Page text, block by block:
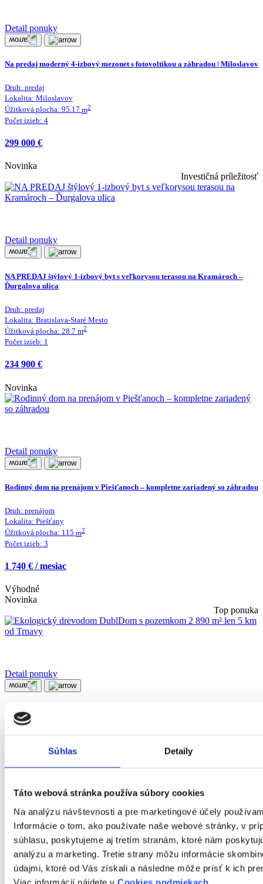
Súhlas Detaily
Táto webová stránka používa súbory cookies
Na analýzu návštevnosti a pre marketingové účely
Informácie o tom, ako používate naše webové stránky, v
súhlasu, poskytujeme aj tretím stranám, ktoré nám
analýzu a marketing. Tretie strany môžu informácie
údajmi, ktoré od Vás získali a následne môže prísť k ich
Viac informácií nájdete v Cookies podmiekach
Detail ponuky
Na predaj moderný 4-izbový mezonet s fotovoltikou a záhradou | Miloslavov
Druh: predaj
Lokalita: Miloslavov
Úžitková plocha: 95.17 m2
Počet izieb: 4
299 000 €
Novinka
Investičná príležitosť
Detail ponuky
NA PREDAJ štýlový 1-izbový byt s veľkorysou terasou na Kramároch –
Ďurgalova ulica
Druh: predaj
Lokalita: Bratislava-Staré Mesto
Úžitková plocha: 28.7 m2
Počet izieb: 1
234 900 €
Novinka
Detail ponuky
Rodinný dom na prenájom v Piešťanoch – kompletne zariadený so záhradou
Druh: prenájom
Lokalita: Piešťany
Úžitková plocha: 115 m2
Počet izieb: 3
1 740 € / mesiac
Výhodné
Novinka
Top ponuka
Detail ponuky
Ekologický drevodom DublDom s pozemkom 2 890 m² len 5 km od Trnavy
Úžitková plocha:53m
Počet izieb:2
250 000 €
Novinka
Investičná príležitosť